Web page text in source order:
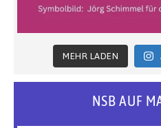
MEHR LADEN
NSB AUF